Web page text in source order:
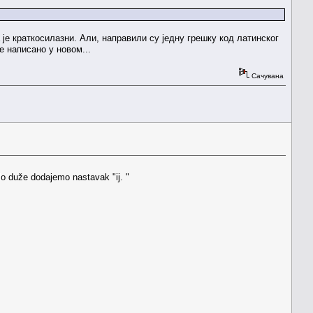
краткосилазни. Али, направили су једну грешку код латинског
написано у новом...
Сачувана
duže dodajemo nastavak "ij. "